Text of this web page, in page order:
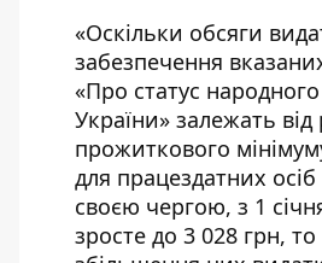
«Оскільки обсяги
забезпечення
«Про статус
України» залежать від
прожиткового
для працездатних
своєю чергою, з 1
зросте до 3 028 грн,